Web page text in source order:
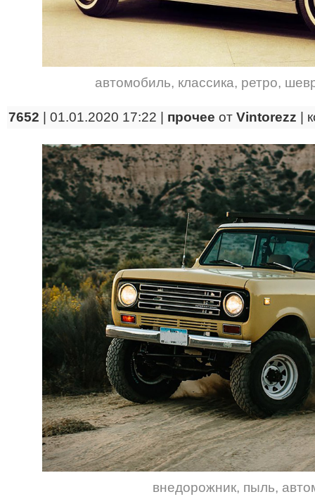
автомобиль, классика, ретро,
7652 | 01.01.2020 17:22 | прочее от Vintorezz
внедорожник, пыль,